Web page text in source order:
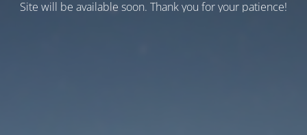
Site will be available soon. Thank you for your patience!